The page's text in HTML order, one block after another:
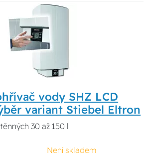
vody SHZ LCD
variant Stiebel Eltron
30 až 150 l
Není skladem